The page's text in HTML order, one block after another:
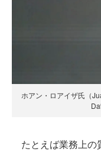
ホアン・ロアイザ氏（
たとえば業務上の